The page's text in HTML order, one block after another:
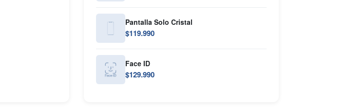
Pantalla Solo Cristal
$119.990
Face ID
$129.990